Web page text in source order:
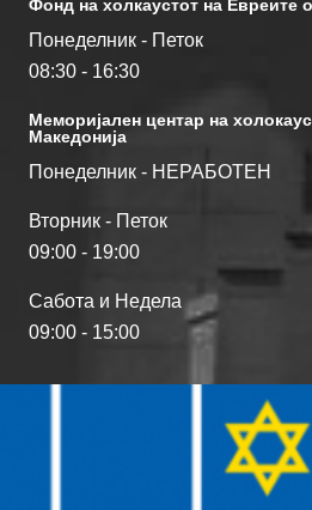
Фонд на холкаустот на Евреите
Понеделник - Петок
08:30 - 16:30
Меморијален центар на
Македонија
Понеделник - НЕРАБОТЕН
Вторник - Петок
09:00 - 19:00
Сабота и Недела
09:00 - 15:00